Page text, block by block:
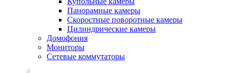
Панорамные камеры
Скоростные поворотные камеры
Цилиндрические камеры
Домофония
Мониторы
Сетевые коммутаторы